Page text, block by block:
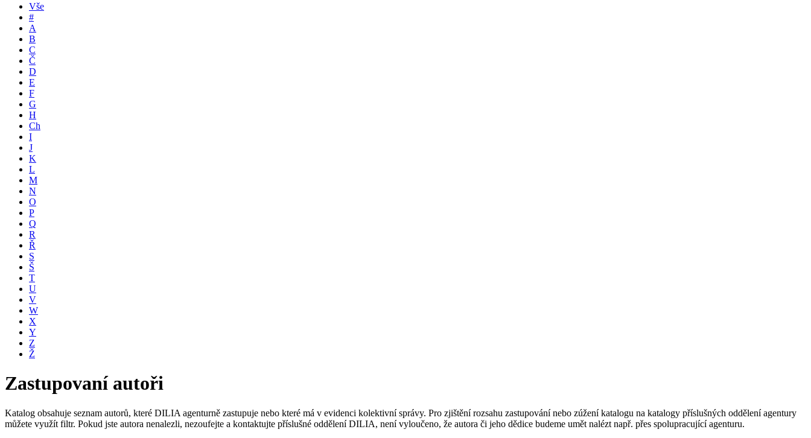
Vše
#
A
B
C
Č
D
E
F
G
H
Ch
I
J
K
L
M
N
O
P
Q
R
Ř
S
Š
T
U
V
W
X
Y
Z
Ž
Zastupovaní autoři
Katalog obsahuje seznam autorů, které DILIA agenturně zastupuje nebo které má v evidenci kolektivní správy. Pro zjištění rozsahu zastupování nebo zúžení katalogu na katalogy příslušných oddělení agentury
můžete využít filtr. Pokud jste autora nenalezli, nezoufejte a kontaktujte příslušné oddělení DILIA, není vyloučeno, že autora či jeho dědice budeme umět nalézt např. přes spolupracující agenturu.